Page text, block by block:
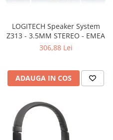
Printing
Multifunctionale
Imprimante 3D
Televizoare & accesorii
Multiboard & Accessorii
LOGITECH Speaker System
Z313 - 3.5MM STEREO - EMEA
306,88 Lei
ADAUGA IN COS